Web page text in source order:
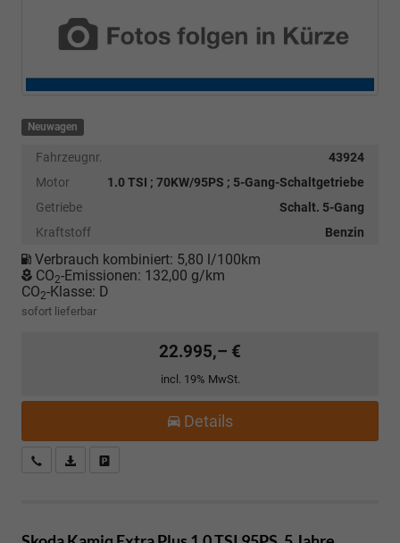
Neuwagen
Fahrzeugnr.
43924
Motor
1.0 TSI ; 70KW/95PS ; 5-Gang-Schaltgetriebe
Getriebe
Schalt. 5-Gang
Kraftstoff
Benzin
Verbrauch kombiniert: 5,80 l/100km
CO2-Emissionen: 132,00 g/km
CO2-Klasse: D
sofort lieferbar
22.995,– €
incl. 19% MwSt.
Details
Kostenloser Rückruf-Service
PDF-Datei, Fahrzeugexposé drucken